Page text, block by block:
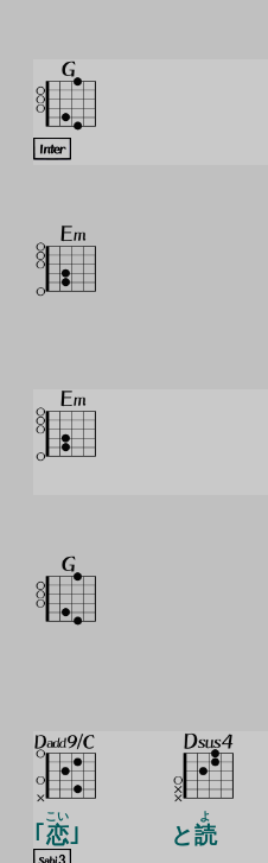
｢ 恋
こい
｣ と読
よ